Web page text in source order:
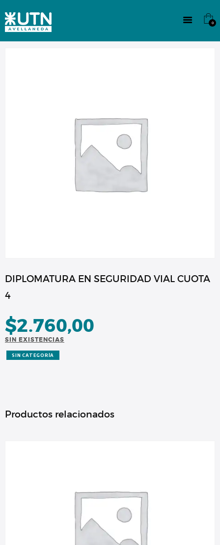
0
CULTURA
DIPLOMATURA EN SEGURIDAD VIAL CUOTA
4
$2.760,00
SIN EXISTENCIAS
SIN CATEGORÍA
Productos relacionados